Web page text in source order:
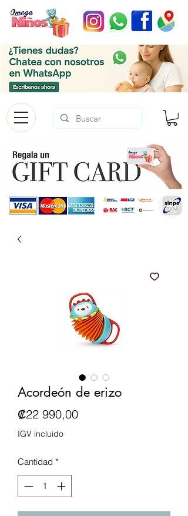
Acordeón de erizo
₡22 990,00Precio
IGV incluido
Cantidad *